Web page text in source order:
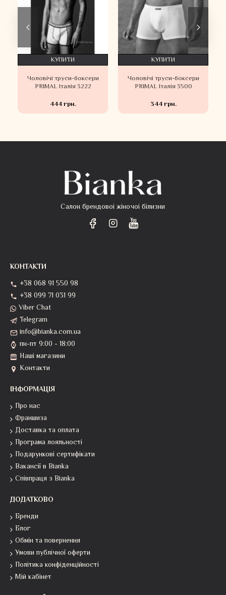
Чоловічі труси-боксери
PRIMAL Італія 3222
444 грн.
КУПИТИ
Чоловічі труси-боксери
PRIMAL Італія 3500
344 грн.
КУПИТИ
Салон брендовоі жіночоі білизни
КОНТАКТИ
+38 068 91 550 98
+38 099 71 031 99
Viber Chat
Telegram
info@bianka.com.ua
пн-пт 9:00 - 18:00
Наші магазини
Контакти
ІНФОРМАЦІЯ
Про нас
Франшиза
Доставка та оплата
Програма лояльності
Подарункові сертифікати
Вакансії в Bianka
Співпраця з Bianka
ДОДАТКОВО
Бренди
Блог
Обмін та повернення
Умови публічної оферти
Політика конфіденційності
Мій кабінет